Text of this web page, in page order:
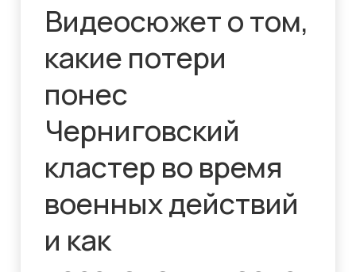
Видеосюжет о том,
какие потери
понес
Черниговский
кластер во время
военных действий
и как